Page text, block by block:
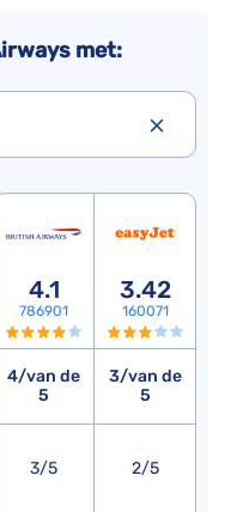
met:
4.1
786901
4/van de
5
3/5
3.42
160071
3/van de
5
2/5